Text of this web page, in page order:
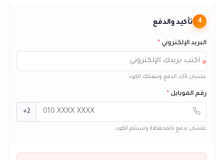
4 تأكيد والدفع
البريد الإلكتروني *
@
علشان نأكد الدفع ونبعتلك الكود
رقم الموبايل *
+2
علشان تدفع بالمحفظة وتستلم الكود